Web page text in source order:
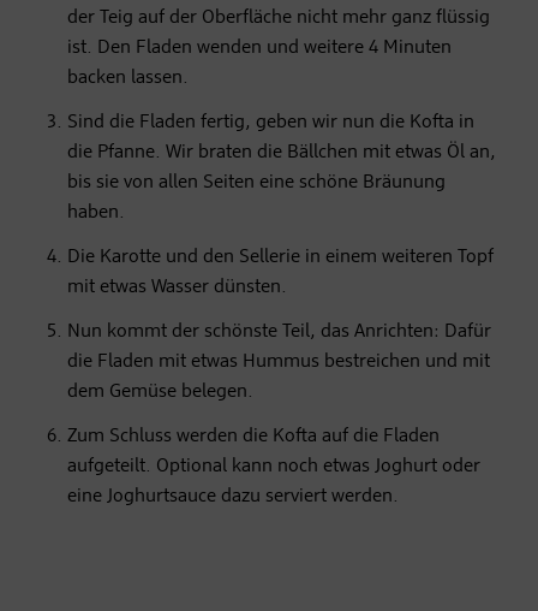
der Teig auf der Oberfläche nicht mehr ganz flüssig
ist. Den Fladen wenden und weitere 4 Minuten
backen lassen.
Sind die Fladen fertig, geben wir nun die Kofta in
die Pfanne. Wir braten die Bällchen mit etwas Öl an,
bis sie von allen Seiten eine schöne Bräunung
haben.
Die Karotte und den Sellerie in einem weiteren Topf
mit etwas Wasser dünsten.
Nun kommt der schönste Teil, das Anrichten: Dafür
die Fladen mit etwas Hummus bestreichen und mit
dem Gemüse belegen.
Zum Schluss werden die Kofta auf die Fladen
aufgeteilt. Optional kann noch etwas Joghurt oder
eine Joghurtsauce dazu serviert werden.